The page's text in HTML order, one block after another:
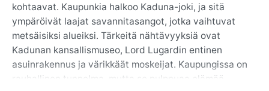
kohtaavat. Kaupunkia halkoo Kaduna-joki, ja sitä
ympäröivät laajat savannitasangot, jotka vaihtuvat
metsäisiksi alueiksi. Tärkeitä nähtävyyksiä ovat
Kadunan kansallismuseo, Lord Lugardin entinen
asuinrakennus ja värikkäät moskeijat. Kaupungissa on
rauhallinen tunnelma, mutta se pulppuaa elämää